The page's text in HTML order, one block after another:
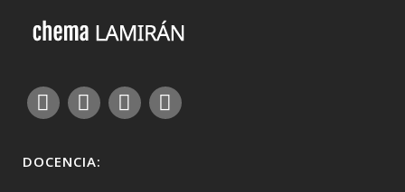
DOCENCIA: